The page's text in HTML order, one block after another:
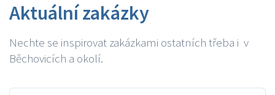
Aktuální zakázky
Nechte se inspirovat zakázkami ostatních třeba i v
Běchovicích a okolí.